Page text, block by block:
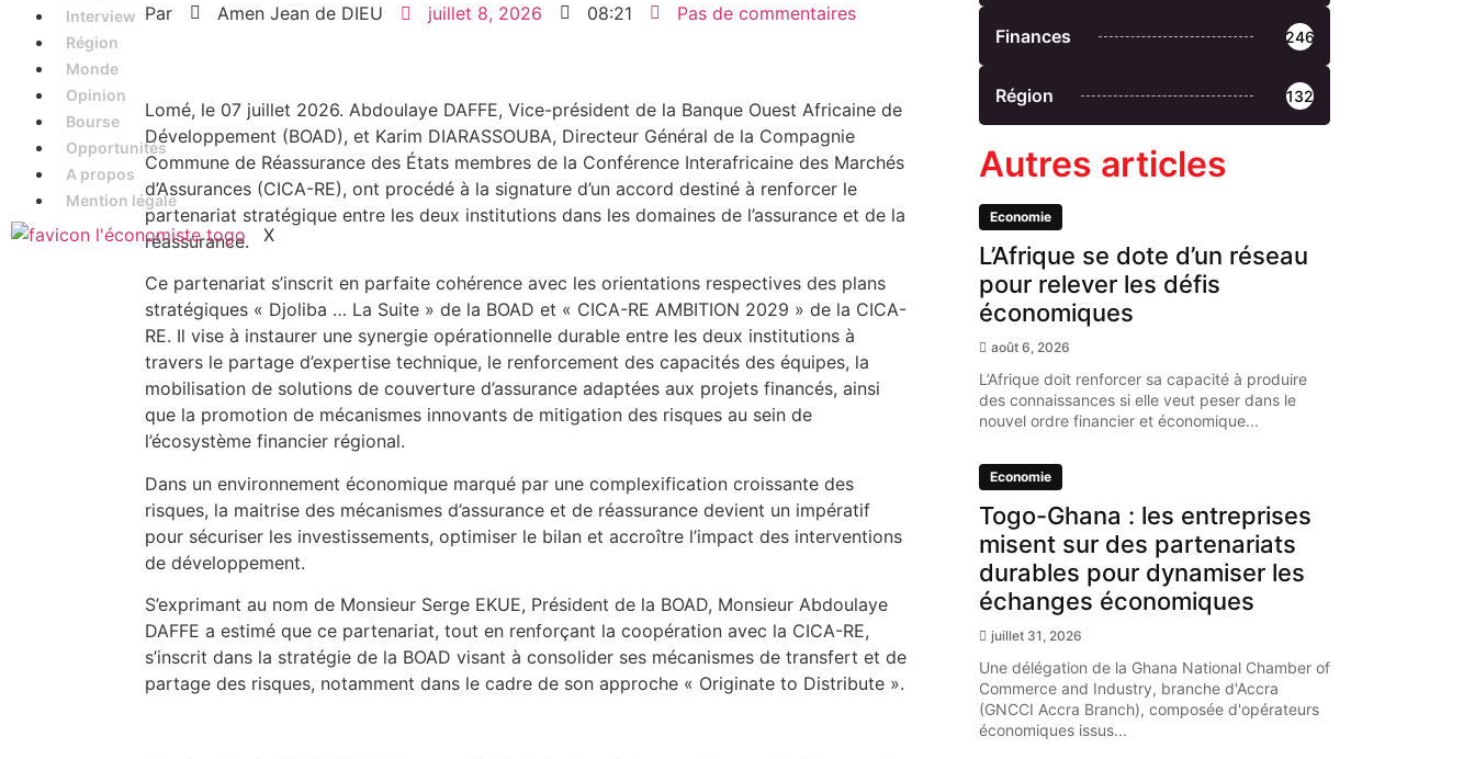
Interview
Région
Monde
Opinion
Bourse
Opportunités
A propos
Mention légale
X
Par Amen Jean de DIEU juillet 8, 2026 08:21 Pas de commentaires
Lomé, le 07 juillet 2026. Abdoulaye DAFFE, Vice-président de la Banque Ouest Africaine de
Développement (BOAD), et Karim DIARASSOUBA, Directeur Général de la Compagnie
Commune de Réassurance des États membres de la Conférence Interafricaine des Marchés
d’Assurances (CICA-RE), ont procédé à la signature d’un accord destiné à renforcer le
partenariat stratégique entre les deux institutions dans les domaines de l’assurance et de la
réassurance.
Ce partenariat s’inscrit en parfaite cohérence avec les orientations respectives des plans
stratégiques « Djoliba … La Suite » de la BOAD et « CICA-RE AMBITION 2029 » de la CICA-
RE. Il vise à instaurer une synergie opérationnelle durable entre les deux institutions à
travers le partage d’expertise technique, le renforcement des capacités des équipes, la
mobilisation de solutions de couverture d’assurance adaptées aux projets financés, ainsi
que la promotion de mécanismes innovants de mitigation des risques au sein de
l’écosystème financier régional.
Dans un environnement économique marqué par une complexification croissante des
risques, la maitrise des mécanismes d’assurance et de réassurance devient un impératif
pour sécuriser les investissements, optimiser le bilan et accroître l’impact des interventions
de développement.
S’exprimant au nom de Monsieur Serge EKUE, Président de la BOAD, Monsieur Abdoulaye
DAFFE a estimé que ce partenariat, tout en renforçant la coopération avec la CICA-RE,
s’inscrit dans la stratégie de la BOAD visant à consolider ses mécanismes de transfert et de
partage des risques, notamment dans le cadre de son approche « Originate to Distribute ».
Finances 246
Région 132
Autres articles
Economie
L’Afrique se dote d’un réseau
pour relever les défis
économiques
août 6, 2026
L’Afrique doit renforcer sa capacité à produire
des connaissances si elle veut peser dans le
nouvel ordre financier et économique...
Economie
Togo-Ghana : les entreprises
misent sur des partenariats
durables pour dynamiser les
échanges économiques
juillet 31, 2026
Une délégation de la Ghana National Chamber of
Commerce and Industry, branche d'Accra
(GNCCI Accra Branch), composée d'opérateurs
économiques issus...